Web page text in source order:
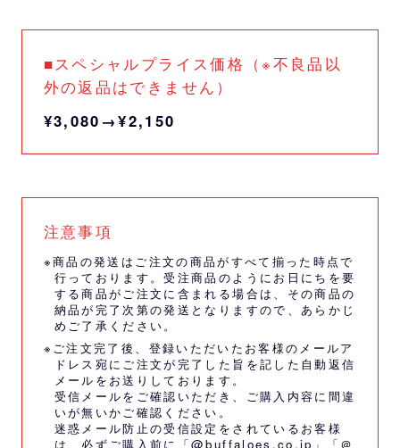
■スペシャルプライス価格（※不良品以
外の返品はできません）
¥3,080→¥2,150
注意事項
※商品の発送はご注文の商品がすべて揃った時点で
行っております。受注商品のようにお日にちを要
する商品がご注文に含まれる場合は、その商品の
納品が完了次第の発送となりますので、あらかじ
めご了承ください。
※ご注文完了後、登録いただいたお客様のメールア
ドレス宛にご注文が完了した旨を記した自動返信
メールをお送りしております。
受信メールをご確認いただき、ご購入内容に間違
いが無いかご確認ください。
迷惑メール防止の受信設定をされているお客様
は、必ずご購入前に「@buffaloes.co.jp」「＠